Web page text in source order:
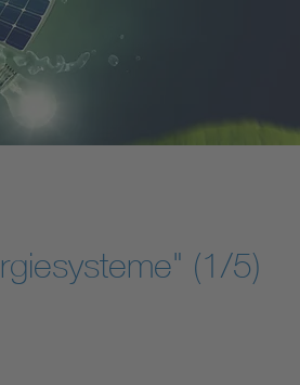
energies
Smart Grid
(1/5)